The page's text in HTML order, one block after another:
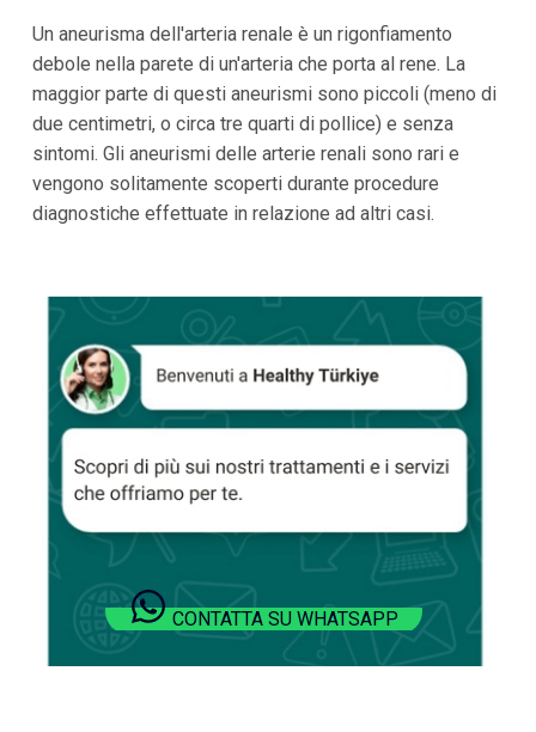
Un aneurisma dell'arteria renale è un rigonfiamento
debole nella parete di un'arteria che porta al rene. La
maggior parte di questi aneurismi sono piccoli (meno di
due centimetri, o circa tre quarti di pollice) e senza
sintomi. Gli aneurismi delle arterie renali sono rari e
vengono solitamente scoperti durante procedure
diagnostiche effettuate in relazione ad altri casi.
CONTATTA SU WHATSAPP